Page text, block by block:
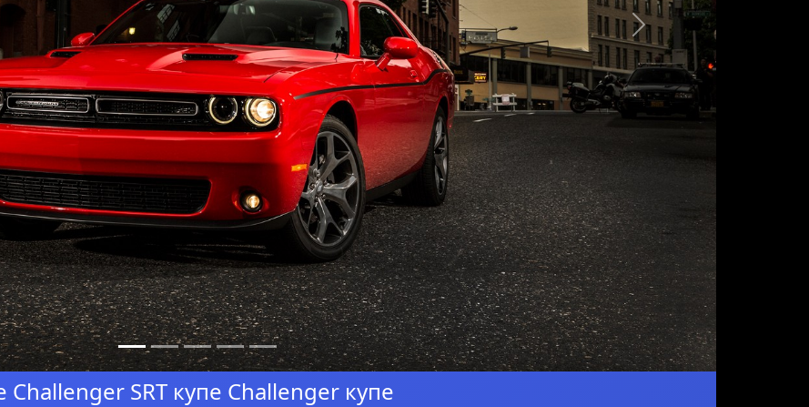
Следующая
SRT купе Challenger купе